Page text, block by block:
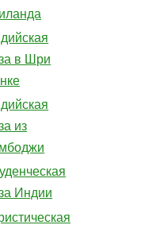
в Шри
из
Индии